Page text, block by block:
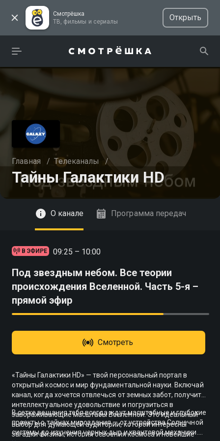
Смотрёшка
ТВ, фильмы и сериалы
Открыть
Главная / Телеканалы /
Тайны Галактики HD
Смотреть
О канале Программа передач
В ЭФИРЕ 09:25 – 10:00
Под звездным небом. Все теории
происхождения Вселенной. Часть 5-я –
прямой эфир
Смотреть
«Тайны Галактики HD» — твой персональный портал в
открытый космос и мир фундаментальной науки. Включай
канал, когда хочется отвлечься от земных забот, получить
интеллектуальное удовольствие и погрузиться в
завораживающие масштабы Вселенной. Это идеальный
выбор для думающей аудитории, которой интересны
загадки физики, история освоения космоса и новейшие
В сетке вещания тебя всегда ждут масштабные и глубокие
проекты о тайнах мироздания — от устройства Солнечной
системы до изучения черных дыр и квантовой механики.